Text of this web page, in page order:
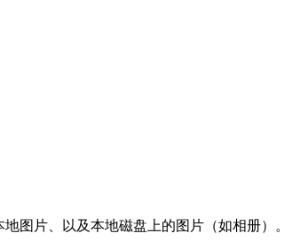
图片、以及本地磁盘上的图片（如相册）。